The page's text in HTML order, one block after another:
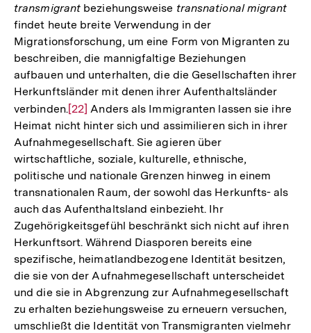
transmigrant beziehungsweise transnational migrant
findet heute breite Verwendung in der
Migrationsforschung, um eine Form von Migranten zu
beschreiben, die mannigfaltige Beziehungen
aufbauen und unterhalten, die die Gesellschaften ihrer
Herkunftsländer mit denen ihrer Aufenthaltsländer
verbinden.Zur
Auflösung
der
Fußnote
[22] Anders als Immigranten lassen sie ihre
Heimat nicht hinter sich und assimilieren sich in ihrer
Aufnahmegesellschaft. Sie agieren über
wirtschaftliche, soziale, kulturelle, ethnische,
politische und nationale Grenzen hinweg in einem
transnationalen Raum, der sowohl das Herkunfts- als
auch das Aufenthaltsland einbezieht. Ihr
Zugehörigkeitsgefühl beschränkt sich nicht auf ihren
Herkunftsort. Während Diasporen bereits eine
spezifische, heimatlandbezogene Identität besitzen,
die sie von der Aufnahmegesellschaft unterscheidet
und die sie in Abgrenzung zur Aufnahmegesellschaft
zu erhalten beziehungsweise zu erneuern versuchen,
umschließt die Identität von Transmigranten vielmehr